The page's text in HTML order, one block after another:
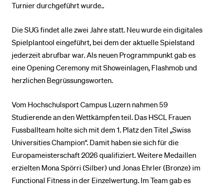
Turnier durchgeführt wurde..
Die SUG findet alle zwei Jahre statt. Neu wurde ein digitales
Spielplantool eingeführt, bei dem der aktuelle Spielstand
jederzeit abrufbar war. Als neuen Programmpunkt gab es
eine Opening Ceremony mit Showeinlagen, Flashmob und
herzlichen Begrüssungsworten.
Vom Hochschulsport Campus Luzern nahmen 59
Studierende an den Wettkämpfen teil. Das HSCL Frauen
Fussballteam holte sich mit dem 1. Platz den Titel „Swiss
Universities Champion“. Damit haben sie sich für die
Europameisterschaft 2026 qualifiziert. Weitere Medaillen
erzielten Mona Spörri (Silber) und Jonas Ehrler (Bronze) im
Functional Fitness in der Einzelwertung. Im Team gab es